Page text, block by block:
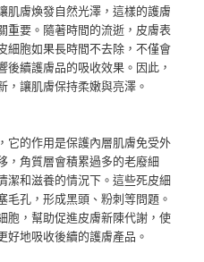
肌膚煥發自然光澤，這樣的護膚
重要。隨著時間的流逝，皮膚表
細胞如果長時間不去除，不僅會
續護膚品的吸收效果。因此，
，讓肌膚保持柔嫩與亮澤。
它的作用是保護內層肌膚免受外
，角質層會積累過多的老廢細
潔和滋養的情況下。這些死皮細
孔，形成黑頭、粉刺等問題。
胞，幫助促進皮膚新陳代謝，使
好地吸收後續的護膚產品。